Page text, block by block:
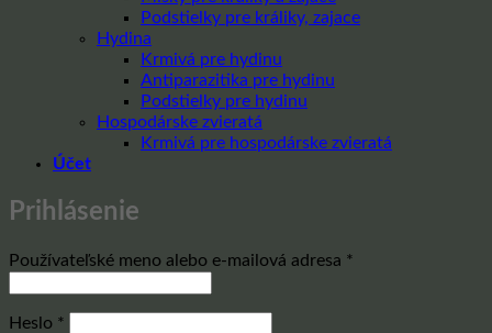
Podstielky pre králiky, zajace
Hydina
Krmivá pre hydinu
Antiparazitika pre hydinu
Podstielky pre hydinu
Hospodárske zvieratá
Krmivá pre hospodárske zvieratá
Účet
Prihlásenie
Používateľské meno alebo e-mailová adresa *
Heslo *